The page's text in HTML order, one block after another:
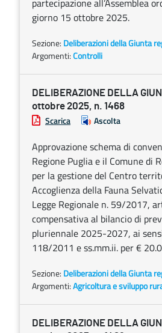
partecipazione all’Assemblea
giorno 15 ottobre 2025.
Sezione: Deliberazioni della Giunta
Argomenti:Controlli
DELIBERAZIONE DELLA
ottobre 2025, n. 1468
Scarica Ascolta
Approvazione schema di
Regione Puglia e il Comune di
per la gestione del Centro
Accoglienza della Fauna
Legge Regionale n. 59/2017,
compensativa al bilancio di
pluriennale 2025-2027, ai
118/2011 e ss.mm.ii. per €
Sezione: Deliberazioni della Giunta
Argomenti:Agricoltura e sviluppo
DELIBERAZIONE DELLA